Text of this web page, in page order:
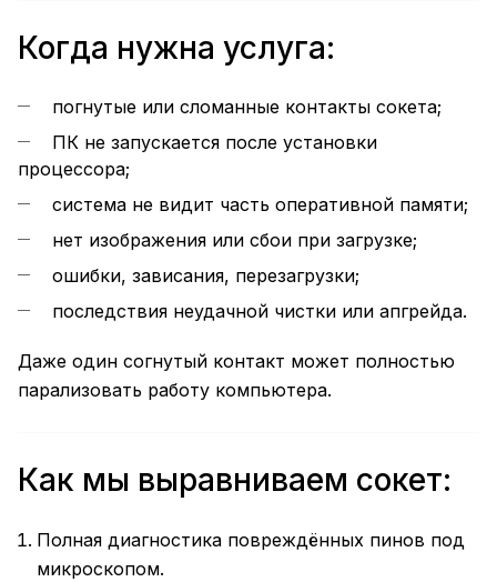
Когда нужна услуга:
погнутые или сломанные контакты сокета;
ПК не запускается после установки
процессора;
система не видит часть оперативной памяти;
нет изображения или сбои при загрузке;
ошибки, зависания, перезагрузки;
последствия неудачной чистки или апгрейда.
Даже один согнутый контакт может полностью
парализовать работу компьютера.
Как мы выравниваем сокет:
Полная диагностика повреждённых пинов под
микроскопом.